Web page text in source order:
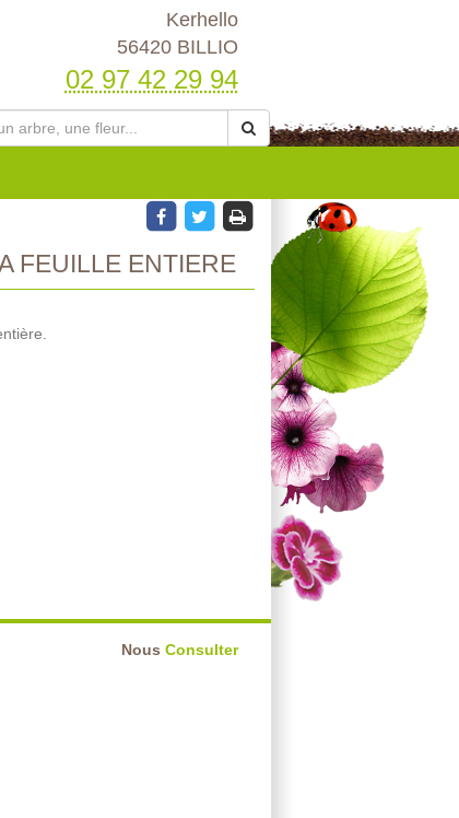
Kerhello
56420 BILLIO
02 97 42 29 94
FEUILLE ENTIERE
Nous Consulter